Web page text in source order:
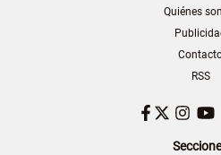
Quiénes
RSS
Facebook
Twitter